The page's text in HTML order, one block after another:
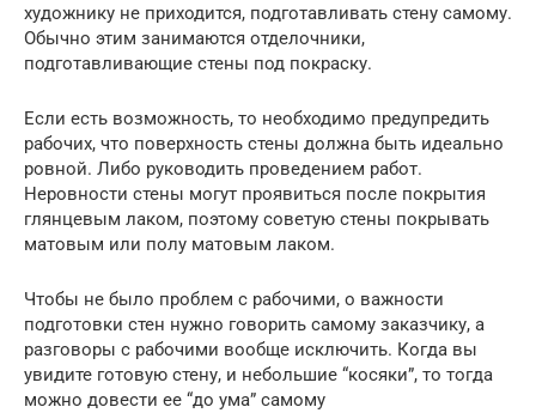
художнику не приходится, подготавливать стену самому.
Обычно этим занимаются отделочники,
подготавливающие стены под покраску.
Если есть возможность, то необходимо предупредить
рабочих, что поверхность стены должна быть идеально
ровной. Либо руководить проведением работ.
Неровности стены могут проявиться после покрытия
глянцевым лаком, поэтому советую стены покрывать
матовым или полу матовым лаком.
Чтобы не было проблем с рабочими, о важности
подготовки стен нужно говорить самому заказчику, а
разговоры с рабочими вообще исключить. Когда вы
увидите готовую стену, и небольшие “косяки”, то тогда
можно довести ее “до ума” самому